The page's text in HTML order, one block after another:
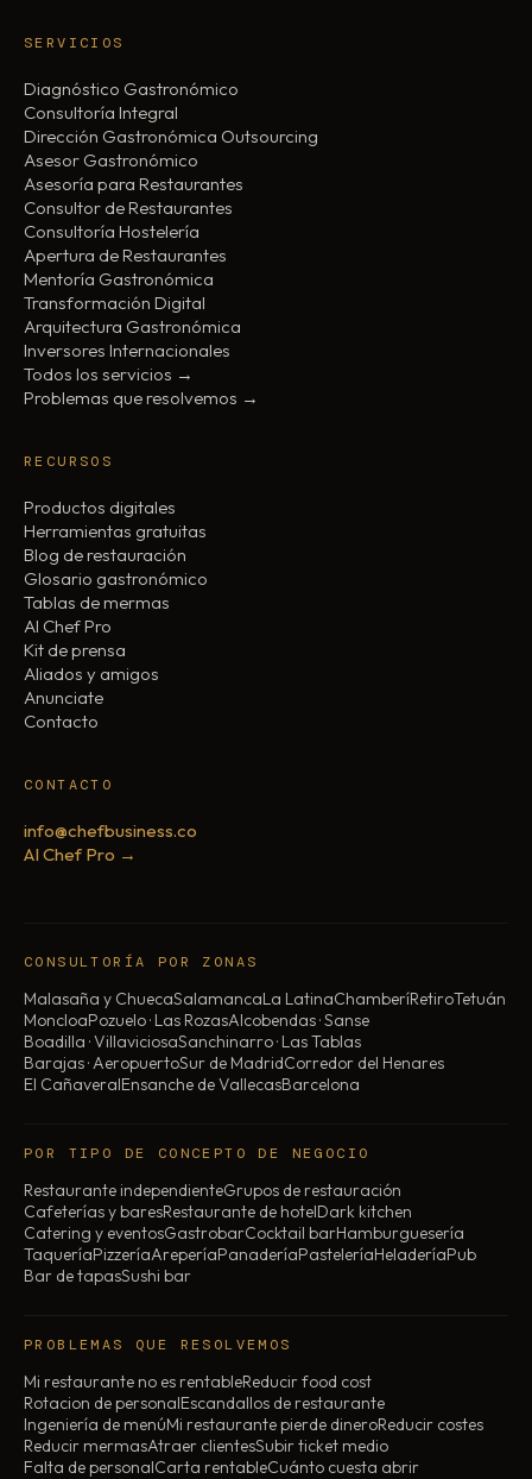
SERVICIOS
Diagnóstico Gastronómico
Consultoría Integral
Dirección Gastronómica Outsourcing
Asesor Gastronómico
Asesoría para Restaurantes
Consultor de Restaurantes
Consultoría Hostelería
Apertura de Restaurantes
Mentoría Gastronómica
Transformación Digital
Arquitectura Gastronómica
Inversores Internacionales
Todos los servicios →
Problemas que resolvemos →
RECURSOS
Productos digitales
Herramientas gratuitas
Blog de restauración
Glosario gastronómico
Tablas de mermas
AI Chef Pro
Kit de prensa
Aliados y amigos
Anunciate
Contacto
CONTACTO
info@chefbusiness.co
AI Chef Pro →
CONSULTORÍA POR ZONAS
Malasaña y ChuecaSalamancaLa LatinaChamberíRetiroTetuán
MoncloaPozuelo · Las RozasAlcobendas · Sanse
Boadilla · VillaviciosaSanchinarro · Las Tablas
Barajas · AeropuertoSur de MadridCorredor del Henares
El CañaveralEnsanche de VallecasBarcelona
POR TIPO DE CONCEPTO DE NEGOCIO
Restaurante independienteGrupos de restauración
Cafeterías y baresRestaurante de hotelDark kitchen
Catering y eventosGastrobarCocktail barHamburguesería
TaqueríaPizzeríaAreperíaPanaderíaPasteleríaHeladeríaPub
Bar de tapasSushi bar
PROBLEMAS QUE RESOLVEMOS
Mi restaurante no es rentableReducir food cost
Rotacion de personalEscandallos de restaurante
Ingeniería de menúMi restaurante pierde dineroReducir costes
Reducir mermasAtraer clientesSubir ticket medio
Falta de personalCarta rentableCuánto cuesta abrir